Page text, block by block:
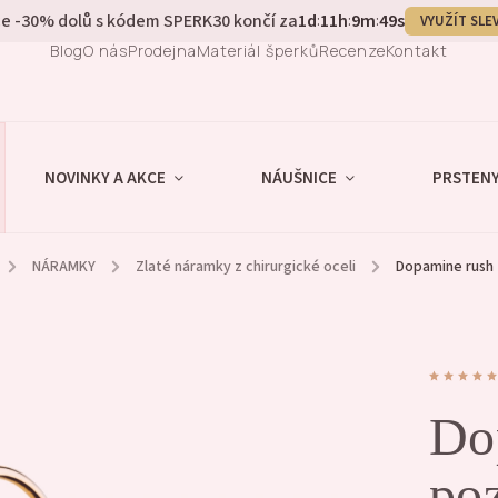
-30% dolů s kódem SPERK30 končí za1d:11h:9m:48s VYUŽÍT
BlogO násProdejnaMateriál šperkůRecenzeKontakt
NOVINKY A AKCE NÁUŠNICE
/ NÁRAMKY / Zlaté náramky z chirurgické oceli / Dopamine